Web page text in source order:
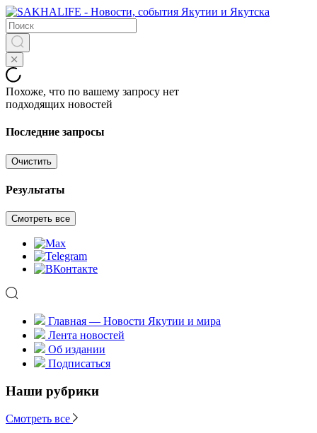
Похоже, что по вашему запросу нет
подходящих новостей
Последние запросы
Очистить
Результаты
Смотреть все
Главная — Новости Якутии и мира
Лента новостей
Об издании
Подписаться
Наши рубрики
Смотреть все